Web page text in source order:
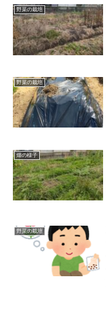
野菜の栽培
野菜の栽培
畑の様子
野菜の栽培